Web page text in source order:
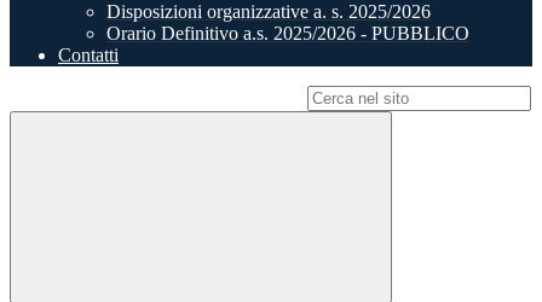
Disposizioni organizzative a. s. 2025/2026
Orario Definitivo a.s. 2025/2026 - PUBBLICO
Contatti